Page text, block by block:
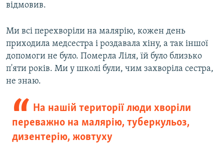
відмовив.
Ми всі перехворіли на малярію, кожен день
приходила медсестра і роздавала хіну, а так іншої
допомоги не було. Померла Ліля, їй було близько
п'яти років. Ми у школі були, чим захворіла сестра,
не знаю.
На нашій території люди хворіли
переважно на малярію, туберкульоз,
дизентерію, жовтуху